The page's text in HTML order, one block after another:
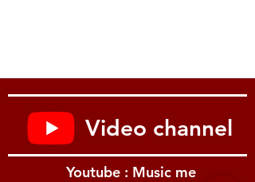
Video channel
Youtube : Music me